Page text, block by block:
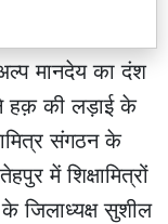
मानदेय का दंश
हक़ की लड़ाई के
संगठन के
में शिक्षामित्रों
जिलाध्यक्ष सुशील